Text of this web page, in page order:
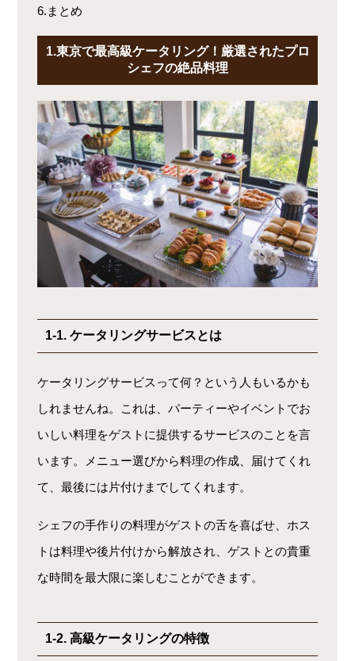
6.まとめ
1.東京で最高級ケータリング！厳選されたプロ
シェフの絶品料理
1-1. ケータリングサービスとは
ケータリングサービスって何？という人もいるかも
しれませんね。これは、パーティーやイベントでお
いしい料理をゲストに提供するサービスのことを言
います。メニュー選びから料理の作成、届けてくれ
て、最後には片付けまでしてくれます。
シェフの手作りの料理がゲストの舌を喜ばせ、ホス
トは料理や後片付けから解放され、ゲストとの貴重
な時間を最大限に楽しむことができます。
1-2. 高級ケータリングの特徴